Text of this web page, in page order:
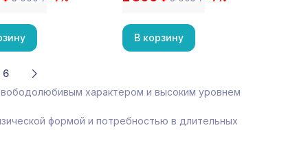
В корзину
6
характером и высоким уровнем
формой и потребностью в длительных